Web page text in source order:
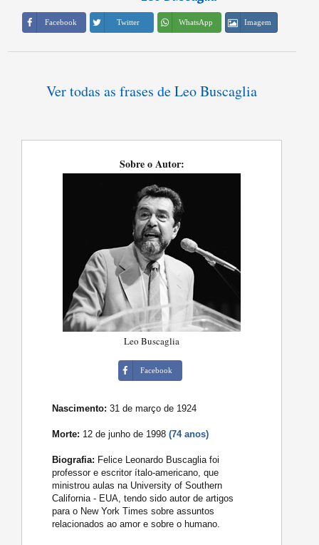
Facebook Twitter WhatsApp Imagem
Ver todas as frases de Leo Buscaglia
Sobre o Autor:
Leo Buscaglia
Facebook
Nascimento: 31 de março de 1924
Morte: 12 de junho de 1998(74 anos)
Biografia: Felice Leonardo Buscaglia foi
professor e escritor ítalo-americano, que
ministrou aulas na University of Southern
California - EUA, tendo sido autor de artigos
para o New York Times sobre assuntos
relacionados ao amor e sobre o humano.